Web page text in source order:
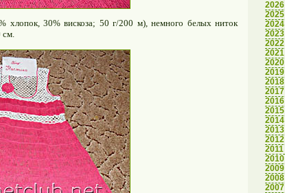
хлопок, 30% вискоза; 50 г/200 м), немного белых ниток
см.